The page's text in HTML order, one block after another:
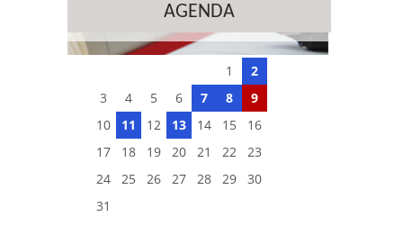
AGENDA
1
2
3
4 5 6 7 8
9
10
11 12 13 14 15
16
17
18 19 20 21 22
23
24
25 26 27 28 29
30
31